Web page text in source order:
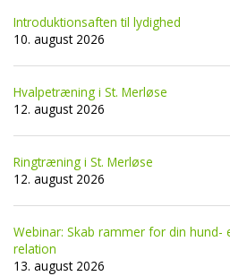
Introduktionsaften til lydighed
10. august 2026
Hvalpetræning i St. Merløse
12. august 2026
Ringtræning i St. Merløse
12. august 2026
Webinar: Skab rammer for din
relation
13. august 2026